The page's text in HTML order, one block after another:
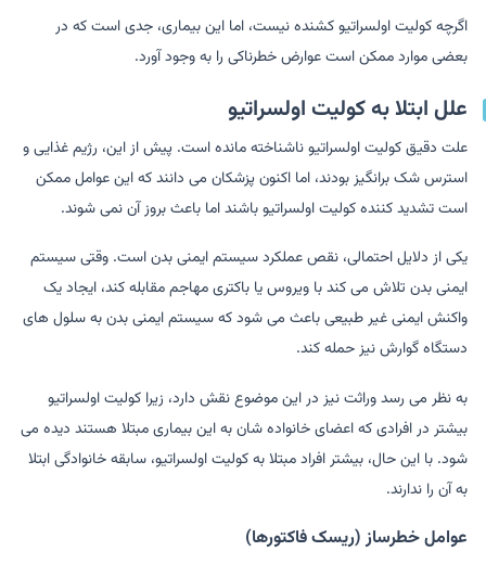
اگرچه کولیت اولسراتیو کشنده نیست، اما این بیماری، جدی است که در
بعضی موارد ممکن است عوارض خطرناکی را به وجود آورد.
علل ابتلا به کولیت اولسراتیو
علت دقیق کولیت اولسراتیو ناشناخته مانده است. پیش از این، رژیم غذایی و
استرس شک برانگیز بودند، اما اکنون پزشکان می دانند که این عوامل ممکن
است تشدید کننده کولیت اولسراتیو باشند اما باعث بروز آن نمی شوند.
یکی از دلایل احتمالی، نقص عملکرد سیستم ایمنی بدن است. وقتی سیستم
ایمنی بدن تلاش می کند با ویروس یا باکتری مهاجم مقابله کند، ایجاد یک
واکنش ایمنی غیر طبیعی باعث می شود که سیستم ایمنی بدن به سلول های
دستگاه گوارش نیز حمله کند.
به نظر می رسد وراثت نیز در این موضوع نقش دارد، زیرا کولیت اولسراتیو
بیشتر در افرادی که اعضای خانواده شان به این بیماری مبتلا هستند دیده می
شود. با این حال، بیشتر افراد مبتلا به کولیت اولسراتیو، سابقه خانوادگی ابتلا
به آن را ندارند.
عوامل خطرساز (ریسک فاکتورها)